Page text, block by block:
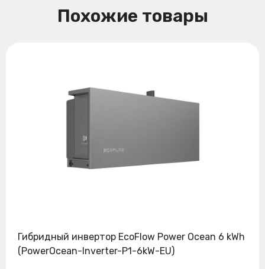
Похожие товары
Гибридный инвертор EcoFlow Power Ocean 6 kWh
(PowerOcean-Inverter-P1-6kW-EU)